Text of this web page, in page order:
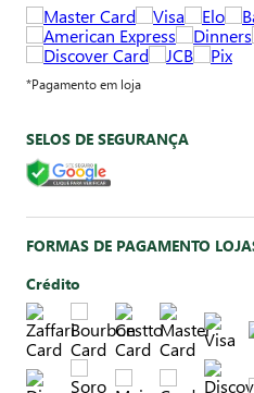
*Pagamento em loja
SELOS DE SEGURANÇA
FORMAS DE PAGAMENTO
Crédito